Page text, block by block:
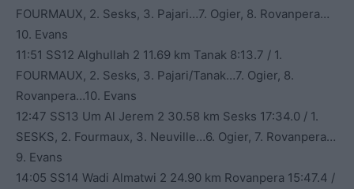
FOURMAUX, 2. Sesks, 3. Pajari…7. Ogier, 8. Rovanpera…
10. Evans
11:51 SS12 Alghullah 2 11.69 km Tanak 8:13.7 / 1.
FOURMAUX, 2. Sesks, 3. Pajari/Tanak…7. Ogier, 8.
Rovanpera…10. Evans
12:47 SS13 Um Al Jerem 2 30.58 km Sesks 17:34.0 / 1.
SESKS, 2. Fourmaux, 3. Neuville…6. Ogier, 7. Rovanpera…
9. Evans
14:05 SS14 Wadi Almatwi 2 24.90 km Rovanpera 15:47.4 /